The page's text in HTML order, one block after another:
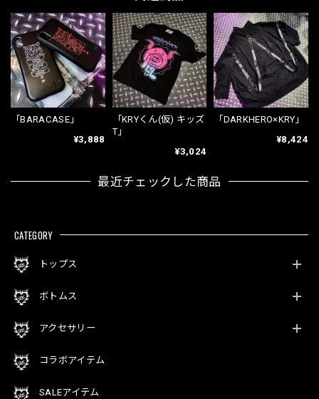
「BARACASE」
¥3,888
「KRYくん(仮) キッズ
T」
¥3,024
「DARKHERO×KRY」
¥8,424
最近チェックした商品
CATEGORY
トップス
ボトムス
アクセサリー
コラボアイテム
SALEアイテム